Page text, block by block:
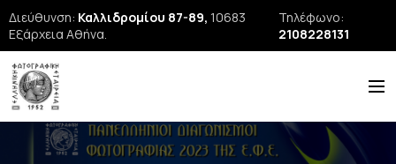
Διεύθυνση: Καλλιδρομίου 87-89, 10683
Εξάρχεια Αθήνα.
Τηλέφωνο:
2108228131
Η ΕΦΕ